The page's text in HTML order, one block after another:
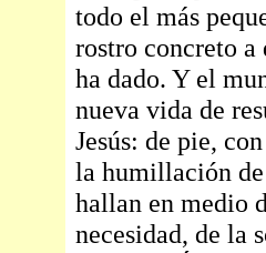
todo el más
rostro concreto a
ha dado. Y el
nueva vida de
Jesús: de pie,
la humillación de
hallan en medio
necesidad, de la